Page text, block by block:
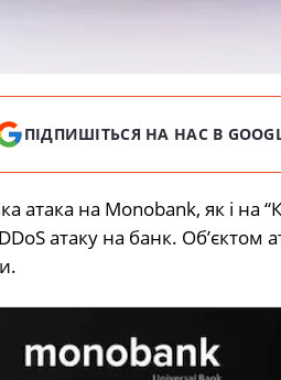
ПІДПИШІТЬСЯ НА НАС В
атака на Monobank, як і
атаку на банк.